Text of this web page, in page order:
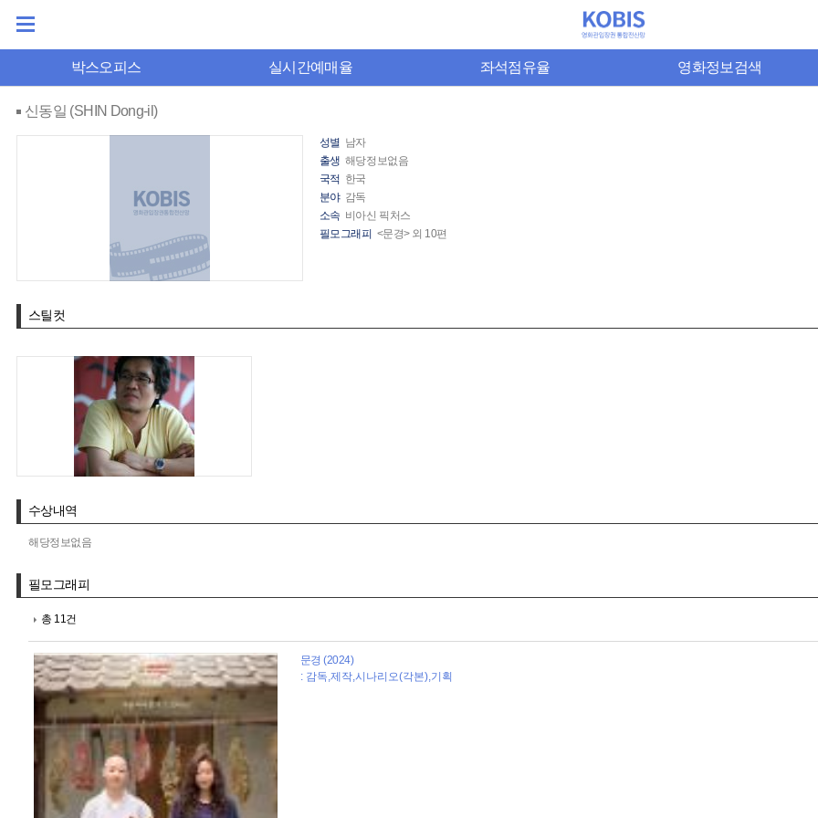
박스오피스 실시간예매율 좌석점유율 영화정보검색
신동일 (SHIN Dong-il)
성별 남자
출생 해당정보없음
국적 한국
분야 감독
소속 비아신 픽처스
필모그래피 <문경> 외 10편
스틸컷
수상내역
해당정보없음
필모그래피
총 11건
문경 (2024)
: 감독,제작,시나리오(각본),기획